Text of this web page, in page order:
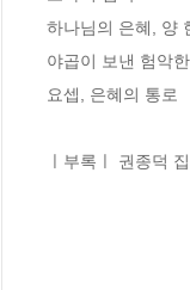
하나님의 은혜, 양
야곱이 보낸 험악
요셉, 은혜의 통로
ㅣ부록ㅣ 권종덕